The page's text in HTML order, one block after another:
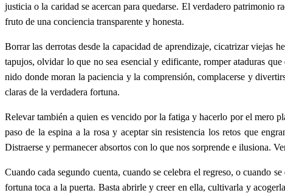
justicia o la caridad se acercan para quedarse. El verdadero patrimonio
fruto de una conciencia transparente y honesta.
Borrar las derrotas desde la capacidad de aprendizaje, cicatrizar viejas
tapujos, olvidar lo que no sea esencial y edificante, romper ataduras
nido donde moran la paciencia y la comprensión, complacerse y
claras de la verdadera fortuna.
Relevar también a quien es vencido por la fatiga y hacerlo por el mero
paso de la espina a la rosa y aceptar sin resistencia los retos que
Distraerse y permanecer absortos con lo que nos sorprende e ilusiona.
Cuando cada segundo cuenta, cuando se celebra el regreso, o cuando
fortuna toca a la puerta. Basta abrirle y creer en ella, cultivarla y